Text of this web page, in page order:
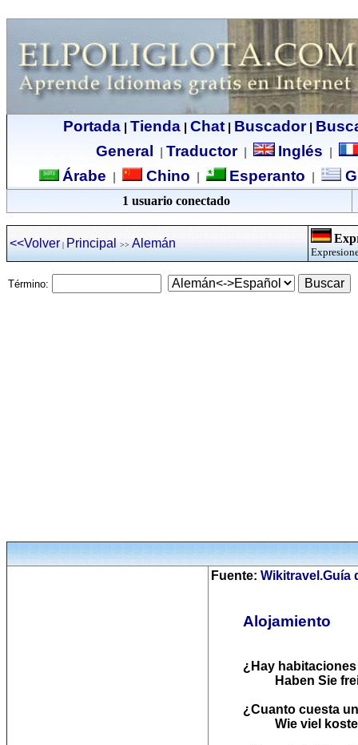
Portada| Tienda| Chat| Buscador|
General
Traductor| Inglés
Árabe Chino Esperanto
1 usuario conectado
<<Volver | Principal >> Alemán
Término:
Fuente: Wikitravel.Guía
Alojamiento
¿Hay
Haben Sie
¿Cuanto cuesta
Wie viel